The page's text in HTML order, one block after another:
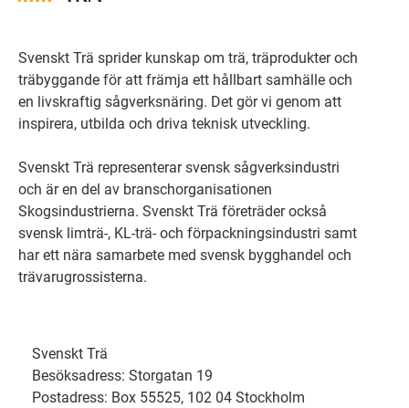
Svenskt Trä sprider kunskap om trä, träprodukter och
träbyggande för att främja ett hållbart samhälle och
en livskraftig sågverksnäring. Det gör vi genom att
inspirera, utbilda och driva teknisk utveckling.
Svenskt Trä representerar svensk sågverksindustri
och är en del av branschorganisationen
Skogsindustrierna. Svenskt Trä företräder också
svensk limträ-, KL-trä- och förpackningsindustri samt
har ett nära samarbete med svensk bygghandel och
trävarugrossisterna.
Svenskt Trä
Besöksadress: Storgatan 19
Postadress: Box 55525, 102 04 Stockholm